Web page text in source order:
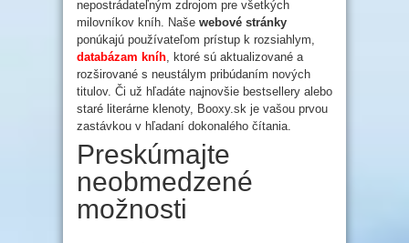
nepostrádateľným zdrojom pre všetkých
milovníkov kníh. Naše webové stránky
ponúkajú používateľom prístup k rozsiahlym,
databázam kníh, ktoré sú aktualizované a
rozširované s neustálym pribúdaním nových
titulov. Či už hľadáte najnovšie bestsellery alebo
staré literárne klenoty, Booxy.sk je vašou prvou
zastávkou v hľadaní dokonalého čítania.
Preskúmajte
neobmedzené
možnosti